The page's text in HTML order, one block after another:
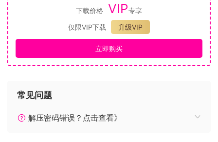
琳达。
从那之后，卢卡就很常依循着从琳达身上获得的情报，
瞒着克拉丽丝单独行动……
身为力量强大到无法控制的操冰能力者，卢卡每天都在抑制着
自己的能力。
下载价格 VIP专享
仅限VIP下载
升级VIP
立即购买
常见问题
解压密码错误？点击查看》